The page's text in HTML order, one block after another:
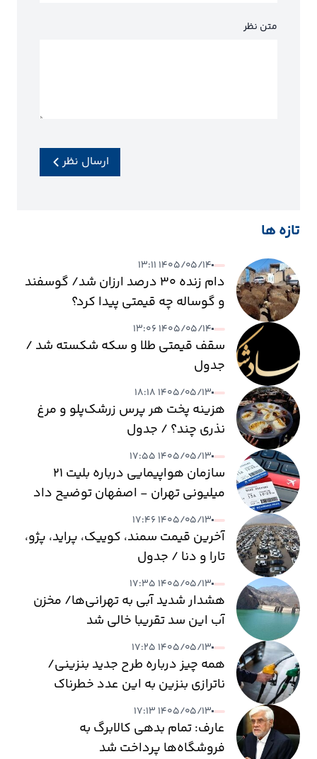
متن نظر
ارسال نظر
تازه ها
۱۴۰۵/۰۵/۱۴ ۱۳:۱۱
دام زنده ۳۰ درصد ارزان شد/ گوسفند
و گوساله چه قیمتی پیدا کرد؟
۱۴۰۵/۰۵/۱۴ ۱۳:۰۶
سقف قیمتی طلا و سکه شکسته شد /
جدول
۱۴۰۵/۰۵/۱۳ ۱۸:۱۸
هزینه پخت هر پرس زرشک‌پلو و مرغ
نذری چند؟ / جدول
۱۴۰۵/۰۵/۱۳ ۱۷:۵۵
سازمان هواپیمایی درباره بلیت ۲۱
میلیونی تهران - اصفهان توضیح داد
۱۴۰۵/۰۵/۱۳ ۱۷:۴۶
آخرین قیمت سمند، کوییک، پراید، پژو،
تارا و دنا / جدول
۱۴۰۵/۰۵/۱۳ ۱۷:۳۵
هشدار شدید آبی به تهرانی‌ها/ مخزن
آب این سد تقریبا خالی شد
۱۴۰۵/۰۵/۱۳ ۱۷:۲۵
همه چیز درباره طرح جدید بنزینی/
ناترازی بنزین به این عدد خطرناک
می‌رسد
۱۴۰۵/۰۵/۱۳ ۱۷:۱۳
عارف: تمام بدهی کالابرگ به
فروشگاه‌ها پرداخت شد